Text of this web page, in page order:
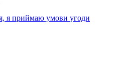
я приймаю умови угоди